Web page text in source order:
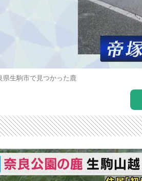
県生駒市で見つかった鹿